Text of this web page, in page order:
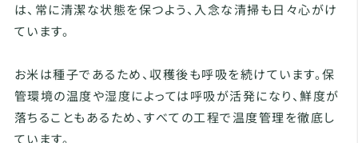
は、常に清潔な状態を保つよう、入念な清掃も日々心がけ
ています。
お米は種子であるため、収穫後も呼吸を続けています。保
管環境の温度や湿度によっては呼吸が活発になり、鮮度が
落ちることもあるため、すべての工程で温度管理を徹底し
ています。